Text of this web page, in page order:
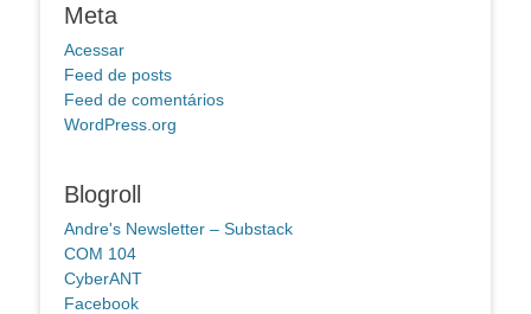
Meta
Acessar
Feed de posts
Feed de comentários
WordPress.org
Blogroll
Andre's Newsletter – Substack
COM 104
CyberANT
Facebook